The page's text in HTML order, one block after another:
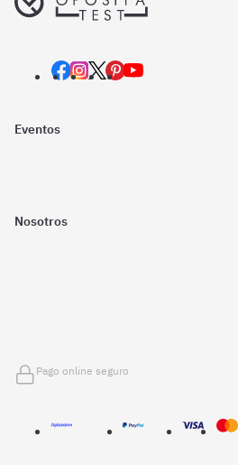
Eventos
Nosotros
Pago online seguro